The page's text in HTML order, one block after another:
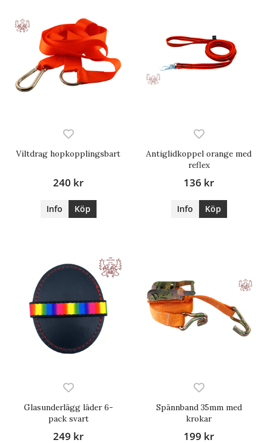
Viltdrag hopkopplingsbart
240 kr
Info Köp
Antiglidkoppel orange med
reflex
136 kr
Info Köp
Glasunderlägg läder 6-
pack svart
249 kr
Spännband 35mm med
krokar
199 kr